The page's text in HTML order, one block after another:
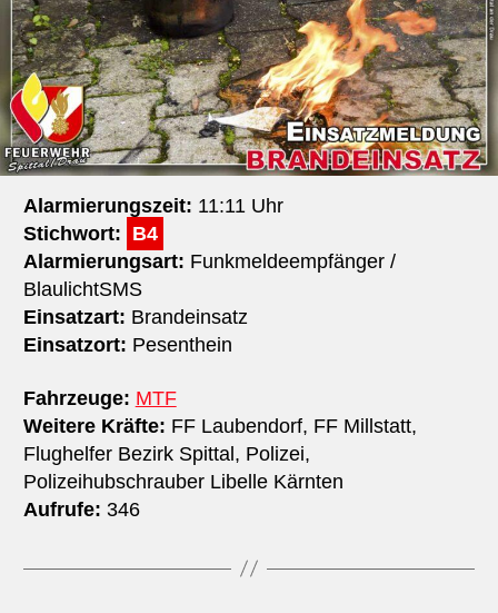
Alarmierungszeit: 11:11 Uhr
Stichwort: B4
Alarmierungsart: Funkmeldeempfänger /
BlaulichtSMS
Einsatzart: Brandeinsatz
Einsatzort: Pesenthein
Fahrzeuge: MTF
Weitere Kräfte: FF Laubendorf, FF Millstatt,
Flughelfer Bezirk Spittal, Polizei,
Polizeihubschrauber Libelle Kärnten
Aufrufe: 346